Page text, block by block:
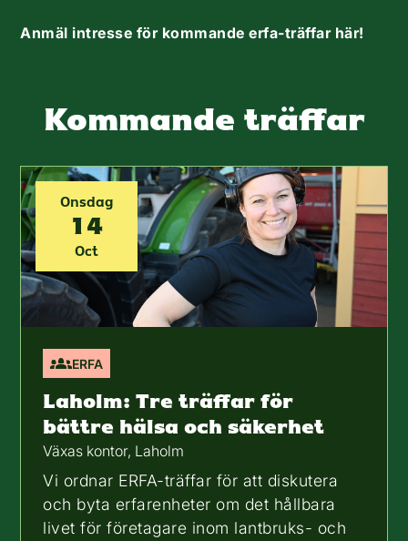
Anmäl intresse för kommande erfa-träffar här!
Kommande träffar
Onsdag
14
Oct
ERFA
Laholm: Tre träffar för
bättre hälsa och säkerhet
Växas kontor, Laholm
Vi ordnar ERFA-träffar för att diskutera
och byta erfarenheter om det hållbara
livet för företagare inom lantbruks- och